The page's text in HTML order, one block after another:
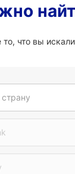
то, что вы